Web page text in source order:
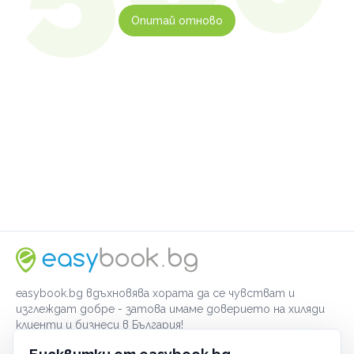
Опитай отново
easybook.bg вдъхновява хората да се чувстват и
изглеждат добре - затова имаме доверието на хиляди
клиенти и бизнеси в България!